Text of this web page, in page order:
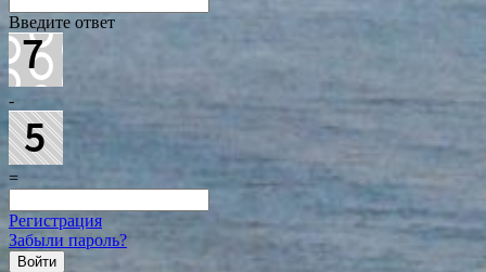
Введите ответ
-
=
Регистрация
Забыли пароль?